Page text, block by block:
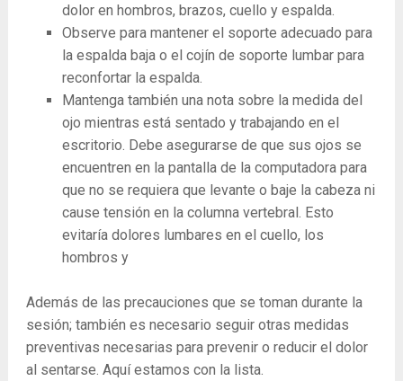
dolor en hombros, brazos, cuello y espalda.
Observe para mantener el soporte adecuado para
la espalda baja o el cojín de soporte lumbar para
reconfortar la espalda.
Mantenga también una nota sobre la medida del
ojo mientras está sentado y trabajando en el
escritorio. Debe asegurarse de que sus ojos se
encuentren en la pantalla de la computadora para
que no se requiera que levante o baje la cabeza ni
cause tensión en la columna vertebral. Esto
evitaría dolores lumbares en el cuello, los
hombros y
Además de las precauciones que se toman durante la
sesión; también es necesario seguir otras medidas
preventivas necesarias para prevenir o reducir el dolor
al sentarse. Aquí estamos con la lista.